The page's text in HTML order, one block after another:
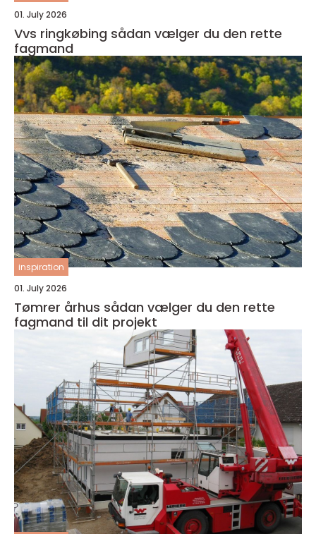
01. July 2026
Vvs ringkøbing sådan vælger du den rette
fagmand
inspiration
01. July 2026
Tømrer århus sådan vælger du den rette
fagmand til dit projekt